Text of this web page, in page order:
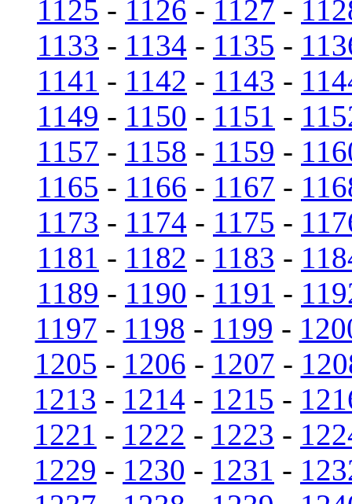
1125 - 1126 - 1127 -
1133 - 1134 - 1135 -
1141 - 1142 - 1143 -
1149 - 1150 - 1151 -
1157 - 1158 - 1159 -
1165 - 1166 - 1167 -
1173 - 1174 - 1175 -
1181 - 1182 - 1183 -
1189 - 1190 - 1191 -
1197 - 1198 - 1199 -
1205 - 1206 - 1207 -
1213 - 1214 - 1215 -
1221 - 1222 - 1223 -
1229 - 1230 - 1231 -